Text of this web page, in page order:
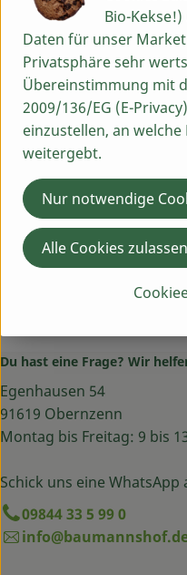
Herkunft
Hersteller: Freiland
Diverse
Freiländer Bio Geflügel
Du hast eine Frage? Wir
Egenhausen 54
91619 Obernzenn
Montag bis Freitag: 9 bis
Schick uns eine WhatsApp
09844 33 5 99 0
Bio-
Daten für unser
Privatsphäre sehr
Übereinstimmung mit
2009/136/EG (E-
einzustellen, an
weitergebt.
Nur notwendige
Alle Cookies zulassen